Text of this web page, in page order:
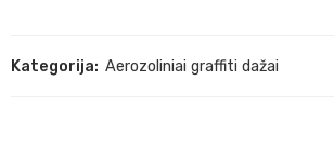
Kategorija: Aerozoliniai graffiti dažai